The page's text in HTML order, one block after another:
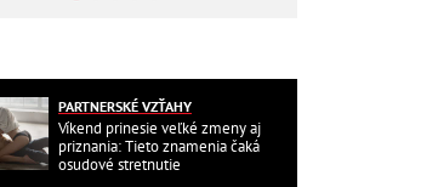
PARTNERSKÉ VZŤAHY
Víkend prinesie veľké zmeny aj
priznania: Tieto znamenia čaká
osudové stretnutie